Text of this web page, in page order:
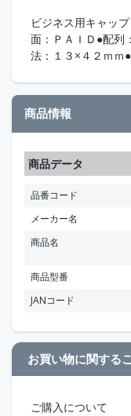
ビジネス用キャッ
面：ＰＡＩＤ●配列
法：１３×４２ｍｍ
商品情報
商品データ
品番コード
メーカー名
商品名
商品型番
JANコード
お買い物に関する
ご購入について